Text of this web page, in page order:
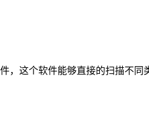
，这个软件能够直接的扫描不